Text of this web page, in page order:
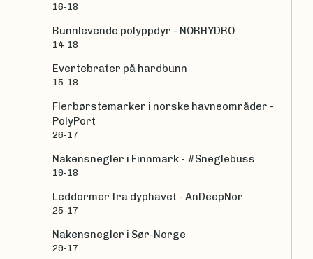
16-18
Bunnlevende polyppdyr - NORHYDRO
14-18
Evertebrater på hardbunn
15-18
Flerbørstemarker i norske havneområder -
PolyPort
26-17
Nakensnegler i Finnmark - #Sneglebuss
19-18
Leddormer fra dyphavet - AnDeepNor
25-17
Nakensnegler i Sør-Norge
29-17